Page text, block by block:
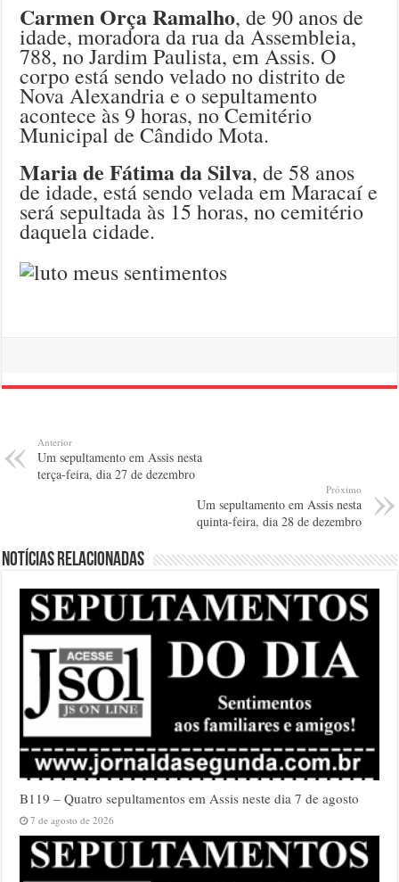
Carmen Orça Ramalho, de 90 anos de
idade, moradora da rua da Assembleia,
788, no Jardim Paulista, em Assis. O
corpo está sendo velado no distrito de
Nova Alexandria e o sepultamento
acontece às 9 horas, no Cemitério
Municipal de Cândido Mota.
Maria de Fátima da Silva, de 58 anos
de idade, está sendo velada em Maracaí e
será sepultada às 15 horas, no cemitério
daquela cidade.
Anterior
Um sepultamento em Assis nesta
terça-feira, dia 27 de dezembro
Próximo
Um sepultamento em Assis nesta
quinta-feira, dia 28 de dezembro
Notícias relacionadas
B119 – Quatro sepultamentos em Assis neste dia 7 de agosto
7 de agosto de 2026